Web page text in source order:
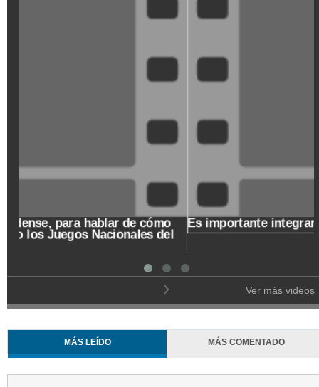
Un Café de origen caldense, para hablar de cómo
recibe el departamento los Juegos Nacionales del
Ver más videos
MÁS LEÍDO MÁS COMENTADO